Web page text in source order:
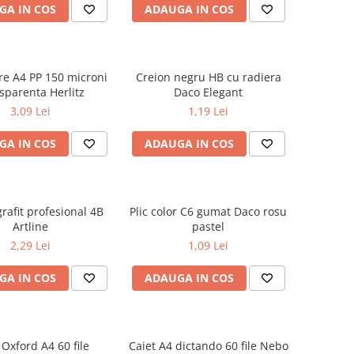
IN COS ADAUGA IN COS
A4 PP 150 microni
Herlitz
3,09 Lei
IN COS
Creion negru HB cu radiera
Daco Elegant
1,19 Lei
ADAUGA IN COS
profesional 4B
Artline
2,29 Lei
IN COS
Plic color C6 gumat Daco rosu
pastel
1,09 Lei
ADAUGA IN COS
A4 60 file
Caiet A4 dictando 60 file Nebo